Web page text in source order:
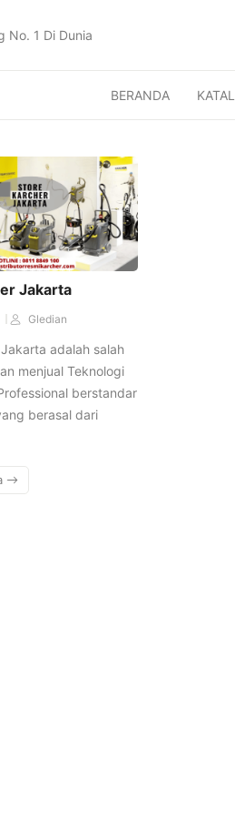
No. 1 Di Dunia
BERANDA
Jakarta
Gledian
adalah salah
menjual Teknologi
berstandar
berasal dari